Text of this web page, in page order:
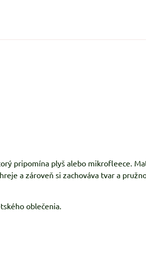
pripomína plyš alebo mikrofleece.
a zároveň si zachováva tvar a
oblečenia.